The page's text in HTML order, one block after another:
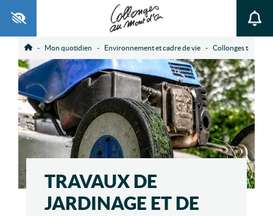
Mon quotidien Environnement et cadre de vie Collonges
TRAVAUX DE
JARDINAGE ET DE
Ouvrir la barre d’outils